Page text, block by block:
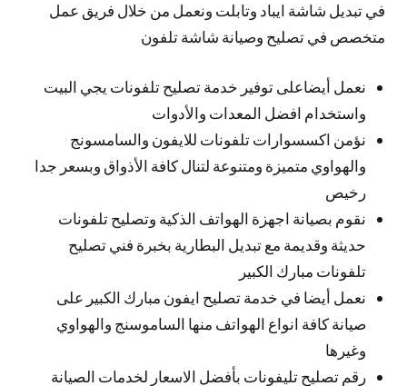
في تبديل شاشة ايباد وتابلت ونعمل من خلال فريق عمل
متخصص في تصليح وصيانة شاشة تلفون
نعمل أيضاعلى توفير خدمة تصليح تلفونات يجي البيت
واستخدام افضل المعدات والأدوات
نؤمن اكسسوارات تلفونات للايفون والسامسونج
والهواوي متميزة ومتنوعة لتنال كافة الأذواق وبسعر جدا
رخيص
نقوم بصيانة اجهزة الهواتف الذكية وتصليح تلفونات
حديثة وقديمة مع تبديل البطارية بخبرة فني تصليح
تلفونات مبارك الكبير
نعمل أيضا في خدمة تصليح ايفون مبارك الكبير على
صيانة كافة انواع الهواتف منها الساموسنج والهواوي
وغيرها
رقم تصليح تليفونات بأفضل الاسعار لخدمات الصيانة